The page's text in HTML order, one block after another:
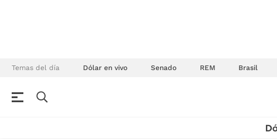
Temas del día Dólar en vivo Senado REM Brasil